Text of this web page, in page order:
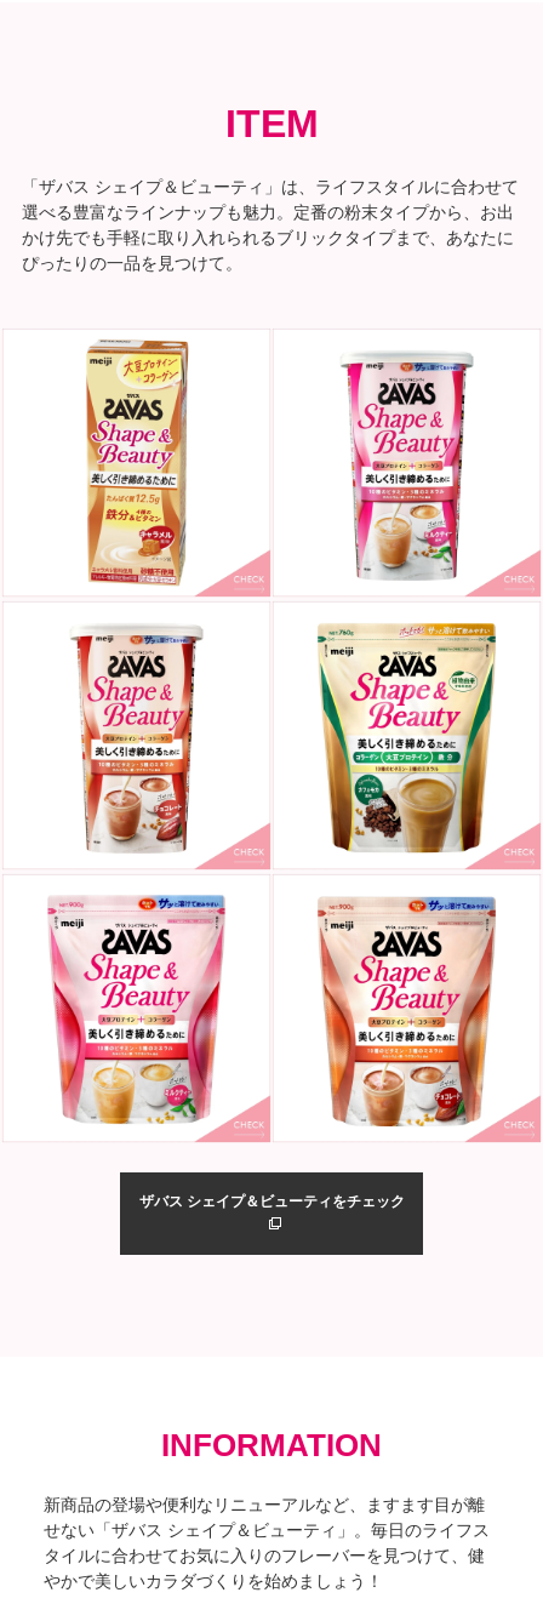
ITEM
「ザバス シェイプ＆ビューティ」は、ライフスタイルに合わせて
選べる豊富なラインナップも魅力。定番の粉末タイプから、お出
かけ先でも手軽に取り入れられるブリックタイプまで、あなたに
ぴったりの一品を見つけて。
ザバス シェイプ＆ビューティをチェック
INFORMATION
新商品の登場や便利なリニューアルなど、ますます目が離
せない「ザバス シェイプ＆ビューティ」。毎日のライフス
タイルに合わせてお気に入りのフレーバーを見つけて、健
やかで美しいカラダづくりを始めましょう！